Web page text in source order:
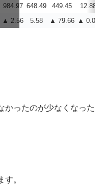
984.97 648.49 449.45
12.88
▲ 2.56 5.58 ▲ 79.66 ▲ 0.05
かったのが少なくなった
。